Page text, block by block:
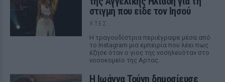
στιγμή που είδε τον Ιησού
ΧΤΕΣ
Η τραγουδίστρια περιέγραψε μέσα από
το Instagram μια εμπειρία που λέει πως
έζησε όταν ο γιος της νοσηλευόταν στο
νοσοκομείο της Αρτας.
Η Ιωάννα Τούνη δημοσίευσε